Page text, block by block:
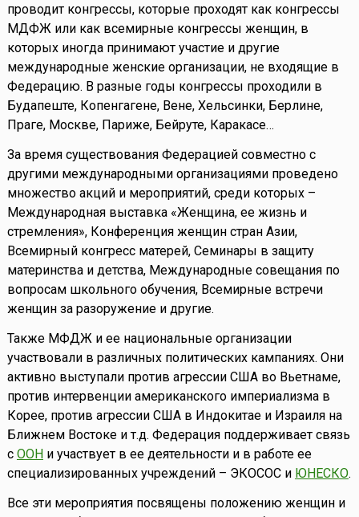
проводит конгрессы, которые проходят как конгрессы
МДФЖ или как всемирные конгрессы женщин, в
которых иногда принимают участие и другие
международные женские организации, не входящие в
Федерацию. В разные годы конгрессы проходили в
Будапеште, Копенгагене, Вене, Хельсинки, Берлине,
Праге, Москве, Париже, Бейруте, Каракасе…
За время существования Федерацией совместно с
другими международными организациями проведено
множество акций и мероприятий, среди которых –
Международная выставка «Женщина, ее жизнь и
стремления», Конференция женщин стран Азии,
Всемирный конгресс матерей, Семинары в защиту
материнства и детства, Международные совещания по
вопросам школьного обучения, Всемирные встречи
женщин за разоружение и другие.
Также МФДЖ и ее национальные организации
участвовали в различных политических кампаниях. Они
активно выступали против агрессии США во Вьетнаме,
против интервенции американского империализма в
Корее, против агрессии США в Индокитае и Израиля на
Ближнем Востоке и т.д. Федерация поддерживает связь
с ООН и участвует в ее деятельности и в работе ее
специализированных учреждений – ЭКОСОС и ЮНЕСКО.
Все эти мероприятия посвящены положению женщин и